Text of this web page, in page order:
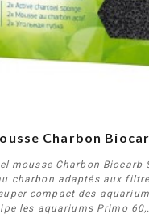
Charbon
mousse Charbon Biocarb
charbon adaptés aux
compact des
les aquariums Primo